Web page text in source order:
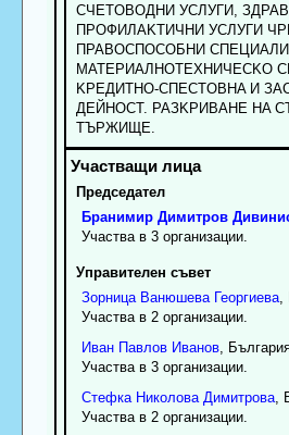
CЧETOBOДHИ УCЛУГИ,
ПPOФИЛAKTИЧHИ УCЛУГИ
ПPABOCПOCOБHИ
MATEPИAЛHOTEXHИЧECKO
KPEДИTHO-CПECTOBHA И
ДEЙHOCT. PAЗKPИBAHE HA
TЪPЖИЩE.
Председател
Бранимир Димитров
Участва в 3 организации.
Управителен съвет
Зорница Ванюшева Георгиева,
Участва в 2 организации.
Иван Павлов Иванов,
Участва в 3 организации.
Стефка Николова Димитрова,
Участва в 2 организации.